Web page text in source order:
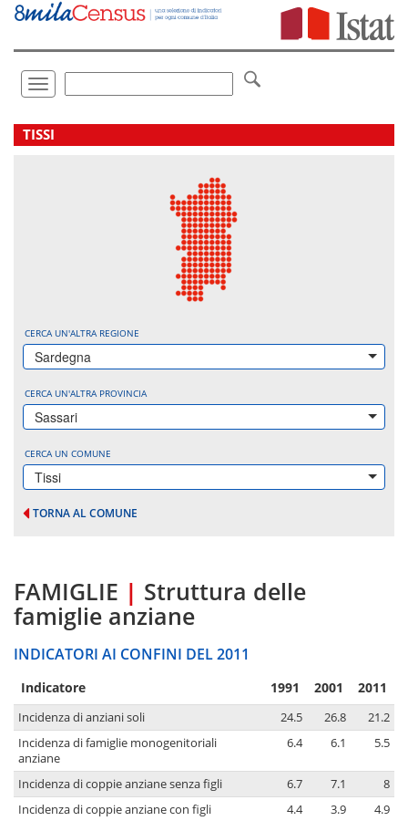
Vai
direttamente
Toggle
navigation
.
TISSI
CERCA UN'ALTRA REGIONE
Sardegna
CERCA UN'ALTRA PROVINCIA
Sassari
CERCA UN COMUNE
Tissi
TORNA AL COMUNE
FAMIGLIE | Struttura delle
famiglie anziane
INDICATORI AI CONFINI DEL 2011
Indicatore 1991 2001 2011
Incidenza di anziani soli 24.5 26.8
21.2
Incidenza di famiglie monogenitoriali
anziane
6.4 6.1 5.5
Incidenza di coppie anziane senza figli 6.7 7.1
8
Incidenza di coppie anziane con figli
4.4 3.9 4.9